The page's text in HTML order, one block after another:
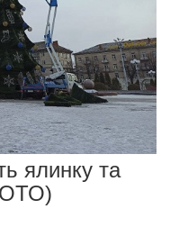
ялинку та